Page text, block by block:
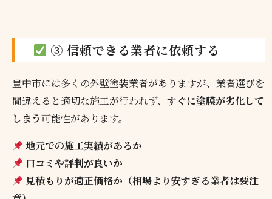
③ 信頼できる業者に依頼する
豊中市には多くの外壁塗装業者がありますが、業者選びを
間違えると適切な施工が行われず、すぐに塗膜が劣化して
しまう可能性があります。
地元での施工実績があるか
口コミや評判が良いか
見積もりが適正価格か（相場より安すぎる業者は要注